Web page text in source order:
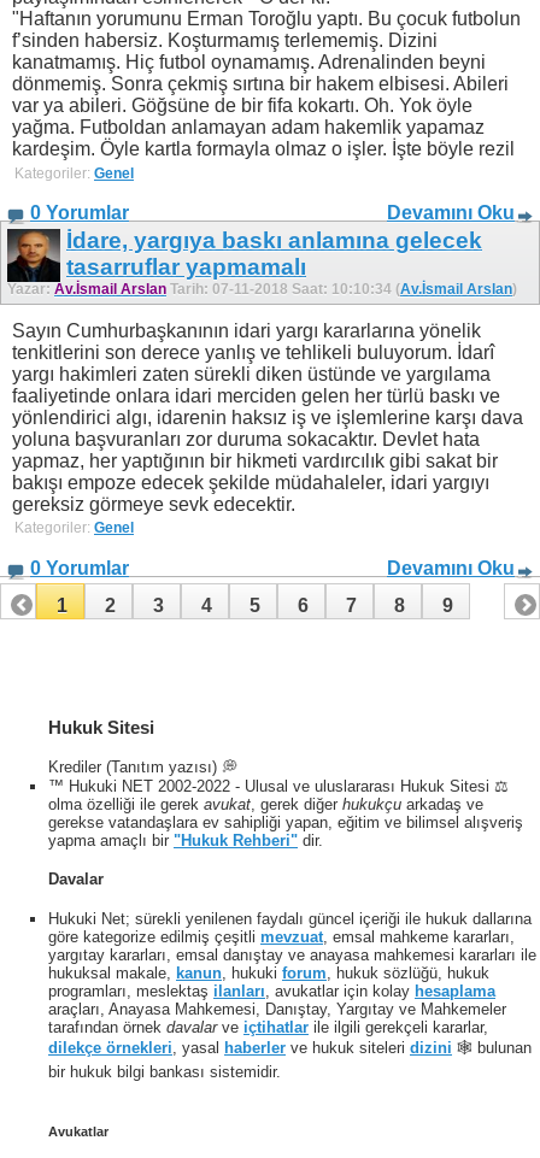
"Haftanın yorumunu Erman Toroğlu yaptı. Bu çocuk futbolun
f’sinden habersiz. Koşturmamış terlememiş. Dizini
kanatmamış. Hiç futbol oynamamış. Adrenalinden beyni
dönmemiş. Sonra çekmiş sırtına bir hakem elbisesi. Abileri
var ya abileri. Göğsüne de bir fifa kokartı. Oh. Yok öyle
yağma. Futboldan anlamayan adam hakemlik yapamaz
kardeşim. Öyle kartla formayla olmaz o işler. İşte böyle rezil
Kategoriler: Genel
0 Yorumlar Devamını Oku
İdare, yargıya baskı anlamına gelecek
tasarruflar yapmamalı
Yazar: Av.İsmail Arslan Tarih: 07-11-2018 Saat: 10:10:34 (Av.İsmail Arslan)
Sayın Cumhurbaşkanının idari yargı kararlarına yönelik
tenkitlerini son derece yanlış ve tehlikeli buluyorum. İdarî
yargı hakimleri zaten sürekli diken üstünde ve yargılama
faaliyetinde onlara idari merciden gelen her türlü baskı ve
yönlendirici algı, idarenin haksız iş ve işlemlerine karşı dava
yoluna başvuranları zor duruma sokacaktır. Devlet hata
yapmaz, her yaptığının bir hikmeti vardırcılık gibi sakat bir
bakışı empoze edecek şekilde müdahaleler, idari yargıyı
gereksiz görmeye sevk edecektir.
Kategoriler: Genel
0 Yorumlar
Devamını Oku
1
2 3 4 5 6 7 8 9
Hukuk Sitesi
Krediler (Tanıtım yazısı) 💭
™ Hukuki NET 2002-2022 - Ulusal ve uluslararası Hukuk Sitesi ⚖️
olma özelliği ile gerek avukat, gerek diğer hukukçu arkadaş ve
gerekse vatandaşlara ev sahipliği yapan, eğitim ve bilimsel alışveriş
yapma amaçlı bir "Hukuk Rehberi" dir.
Davalar
Hukuki Net; sürekli yenilenen faydalı güncel içeriği ile hukuk dallarına
göre kategorize edilmiş çeşitli mevzuat , emsal mahkeme kararları,
yargıtay kararları, emsal danıştay ve anayasa mahkemesi kararları ile
hukuksal makale, kanun , hukuki forum , hukuk sözlüğü, hukuk
programları, meslektaş ilanları , avukatlar için kolay hesaplama
araçları, Anayasa Mahkemesi, Danıştay, Yargıtay ve Mahkemeler
tarafından örnek davalarve içtihatlar ile ilgili gerekçeli kararlar,
dilekçe örnekleri , yasal haberler ve hukuk siteleri dizini 🕸 bulunan
bir hukuk bilgi bankası sistemidir.
Avukatlar